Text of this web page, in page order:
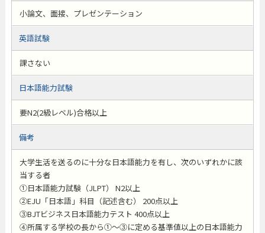
小論文、面接、プレゼンテーション
英語試験
課さない
日本語能力試験
要N2(2級レベル)合格以上
備考
大学生活を送るのに十分な日本語能力を有し、次のいずれかに該
当する者
①日本語能力試験（JLPT） N2以上
②EJU「日本語」科目（記述含む） 200点以上
③BJTビジネス日本語能力テスト 400点以上
④所属する学校の長から①～③に定める基準値以上の日本語能力